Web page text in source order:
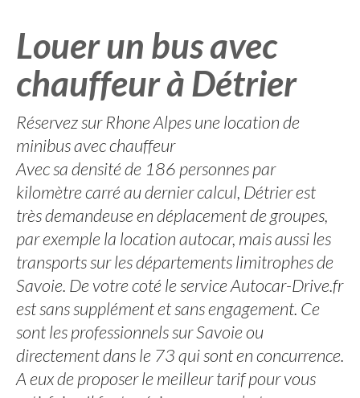
Louer un bus avec
chauffeur à Détrier
Réservez sur Rhone Alpes une location de
minibus avec chauffeur
Avec sa densité de 186 personnes par
kilomètre carré au dernier calcul, Détrier est
très demandeuse en déplacement de groupes,
par exemple la location autocar, mais aussi les
transports sur les départements limitrophes de
Savoie. De votre coté le service Autocar-Drive.fr
est sans supplément et sans engagement. Ce
sont les professionnels sur Savoie ou
directement dans le 73 qui sont en concurrence.
A eux de proposer le meilleur tarif pour vous